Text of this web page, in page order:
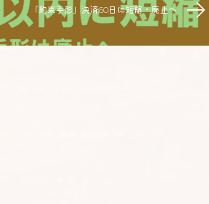
「約束手形」決済60日に短縮・廃止へ